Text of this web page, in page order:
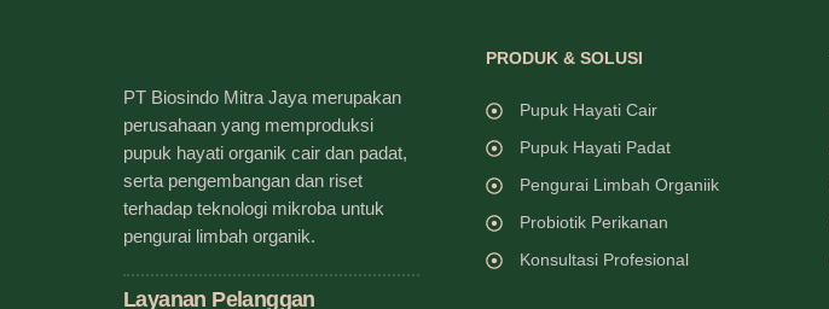
PT Biosindo Mitra Jaya merupakan
perusahaan yang memproduksi
pupuk hayati organik cair dan padat,
serta pengembangan dan riset
terhadap teknologi mikroba untuk
pengurai limbah organik.
Layanan Pelanggan
PRODUK & SOLUSI
Pupuk Hayati Cair
Pupuk Hayati Padat
Pengurai Limbah Organiik
Probiotik Perikanan
Konsultasi Profesional